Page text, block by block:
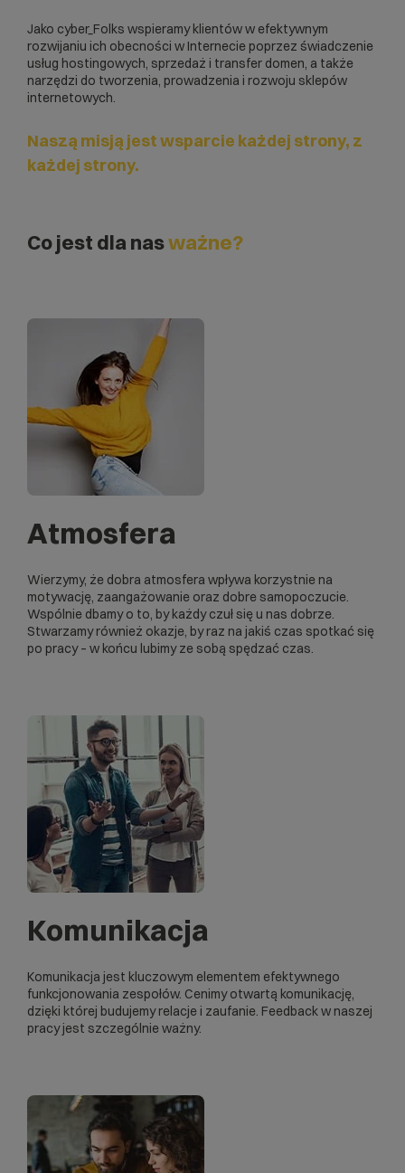
Jako cyber_Folks wspieramy klientów w efektywnym
rozwijaniu ich obecności w Internecie poprzez świadczenie
usług hostingowych, sprzedaż i transfer domen, a także
narzędzi do tworzenia, prowadzenia i rozwoju sklepów
internetowych.
Naszą misją jest wsparcie każdej strony, z
każdej strony.
Co jest dla nasważne?
Atmosfera
Wierzymy, że dobra atmosfera wpływa korzystnie na
motywację, zaangażowanie oraz dobre samopoczucie.
Wspólnie dbamy o to, by każdy czuł się u nas dobrze.
Stwarzamy również okazje, by raz na jakiś czas spotkać się
po pracy – w końcu lubimy ze sobą spędzać czas.
Komunikacja
Komunikacja jest kluczowym elementem efektywnego
funkcjonowania zespołów. Cenimy otwartą komunikację,
dzięki której budujemy relacje i zaufanie. Feedback w naszej
pracy jest szczególnie ważny.